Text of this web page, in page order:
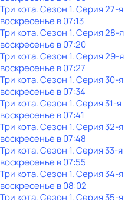
Три кота. Сезон 1. Серия 27-я
воскресенье в07:13
Три кота. Сезон 1. Серия 28-я
воскресенье в07:20
Три кота. Сезон 1. Серия 29-я
воскресенье в07:27
Три кота. Сезон 1. Серия 30-я
воскресенье в07:34
Три кота. Сезон 1. Серия 31-я
воскресенье в07:41
Три кота. Сезон 1. Серия 32-я
воскресенье в07:48
Три кота. Сезон 1. Серия 33-я
воскресенье в07:55
Три кота. Сезон 1. Серия 34-я
воскресенье в08:02
Три кота. Сезон 1. Серия 35-я